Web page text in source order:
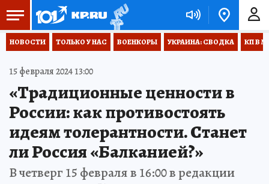
НОВОСТИ ТОЛЬКО У НАС ВОЕНКОРЫ УКРАИНА: СВОДКА КП В
15 февраля 2024 13:00
«Традиционные ценности в
России: как противостоять
идеям толерантности. Станет
ли Россия «Балканией?»
В четверг 15 февраля в 16:00 в редакции